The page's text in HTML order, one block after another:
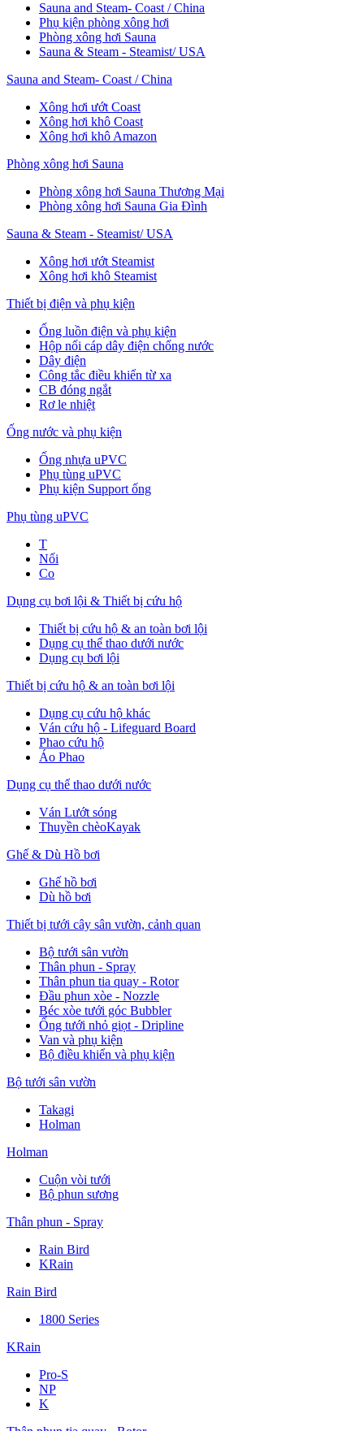
Sauna and Steam- Coast / China
Phụ kiện phòng xông hơi
Phòng xông hơi Sauna
Sauna & Steam - Steamist/ USA
Sauna and Steam- Coast / China
Xông hơi ướt Coast
Xông hơi khô Coast
Xông hơi khô Amazon
Phòng xông hơi Sauna
Phòng xông hơi Sauna Thương Mại
Phòng xông hơi Sauna Gia Đình
Sauna & Steam - Steamist/ USA
Xông hơi ướt Steamist
Xông hơi khô Steamist
Thiết bị điện và phụ kiện
Ống luồn điện và phụ kiện
Hộp nối cáp dây điện chống nước
Dây điện
Công tắc điều khiển từ xa
CB đóng ngắt
Rơ le nhiệt
Ống nước và phụ kiện
Ống nhựa uPVC
Phụ tùng uPVC
Phụ kiện Support ống
Phụ tùng uPVC
T
Nối
Co
Dụng cụ bơi lội & Thiết bị cứu hộ
Thiết bị cứu hộ & an toàn bơi lội
Dụng cụ thể thao dưới nước
Dụng cụ bơi lội
Thiết bị cứu hộ & an toàn bơi lội
Dụng cụ cứu hộ khác
Ván cứu hộ - Lifeguard Board
Phao cứu hộ
Áo Phao
Dụng cụ thể thao dưới nước
Ván Lướt sóng
Thuyền chèoKayak
Ghế & Dù Hồ bơi
Ghế hồ bơi
Dù hồ bơi
Thiết bị tưới cây sân vườn, cảnh quan
Bộ tưới sân vườn
Thân phun - Spray
Thân phun tia quay - Rotor
Đầu phun xòe - Nozzle
Béc xòe tưới góc Bubbler
Ống tưới nhỏ giọt - Dripline
Van và phụ kiện
Bộ điều khiển và phụ kiện
Bộ tưới sân vườn
Takagi
Holman
Holman
Cuộn vòi tưới
Bộ phun sương
Thân phun - Spray
Rain Bird
KRain
Rain Bird
1800 Series
KRain
Pro-S
NP
K